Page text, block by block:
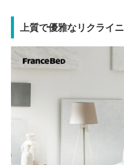
上質で優雅なリクライ